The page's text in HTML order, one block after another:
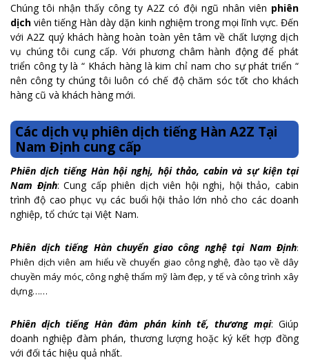
Chúng tôi nhận thấy công ty A2Z có đội ngũ nhân viên phiên
dịch viên tiếng Hàn dày dặn kinh nghiệm trong mọi lĩnh vực. Đến
với A2Z quý khách hàng hoàn toàn yên tâm về chất lượng dịch
vụ chúng tôi cung cấp. Với phương châm hành động để phát
triển công ty là “ Khách hàng là kim chỉ nam cho sự phát triển “
nên công ty chúng tôi luôn có chế độ chăm sóc tốt cho khách
hàng cũ và khách hàng mới.
Các dịch vụ phiên dịch tiếng Hàn A2Z Tại
Nam Định cung cấp
Phiên dịch tiếng Hàn hội nghị, hội thảo, cabin và sự kiện tại
Nam Định: Cung cấp phiên dịch viên hội nghị, hội thảo, cabin
trình độ cao phục vụ các buổi hội thảo lớn nhỏ cho các doanh
nghiệp, tổ chức tại Việt Nam.
Phiên dịch tiếng Hàn chuyển giao công nghệ tại Nam Định:
Phiên dịch viên am hiểu về chuyển giao công nghệ, đào tạo về dây
chuyền máy móc, công nghệ thẩm mỹ làm đẹp, y tế và công trình xây
dựng……
Phiên dịch tiếng Hàn đàm phán kinh tế, thương mại: Giúp
doanh nghiệp đàm phán, thương lượng hoặc ký kết hợp đồng
với đối tác hiệu quả nhất.